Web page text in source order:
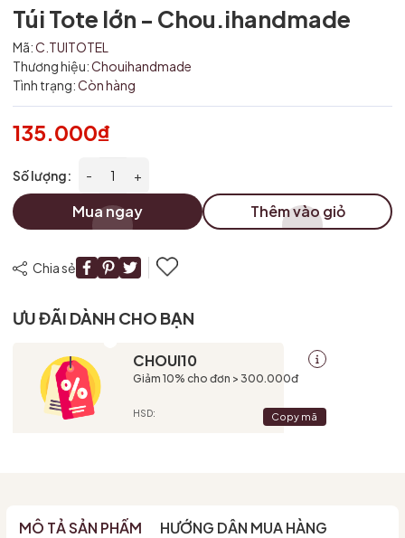
Túi Tote lớn - Chou.ihandmade
Mã:C.TUITOTEL
Thương hiệu:Chouihandmade
Tình trạng:Còn hàng
135.000₫
Số lượng: - +
Mua ngay Thêm vào giỏ
Chia sẻ
ƯU ĐÃI DÀNH CHO BẠN
CHOUI10
Giảm 10% cho đơn > 300.000đ
HSD: Copy mã
MÔ TẢ SẢN PHẨM HƯỚNG DẪN MUA HÀNG
Điều kiện: